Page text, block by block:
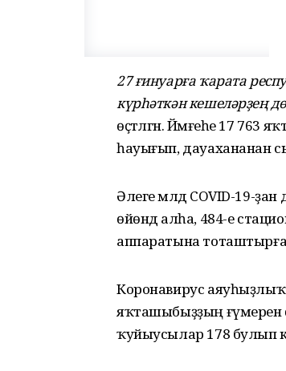
27 ғинуарға ҡарата
күрһәткән кешеләрҙең
өҫтәлгән. Йәмғеһе 17 763
һауығып, дауахананан
Әлеге мәлдә COVID-19-
өйөндә алһа, 484-е
аппаратына
Коронавирус аяуһыҙлыҡ
яҡташыбыҙҙың ғүмерен
ҡуйыусылар 178 булып